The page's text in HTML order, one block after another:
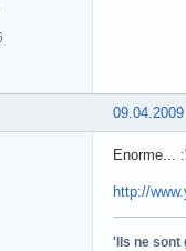
Enorme...
http://
'Ils ne sont